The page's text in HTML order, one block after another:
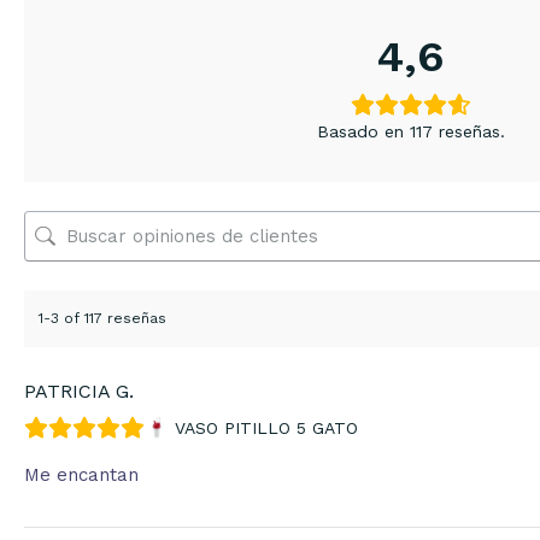
4,6
Basado en 117 reseñas.
1-3 of 117 reseñas
PATRICIA G.
VASO PITILLO 5 GATO
Me encantan